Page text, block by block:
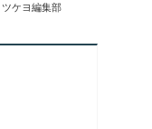
ツケヨ編集部